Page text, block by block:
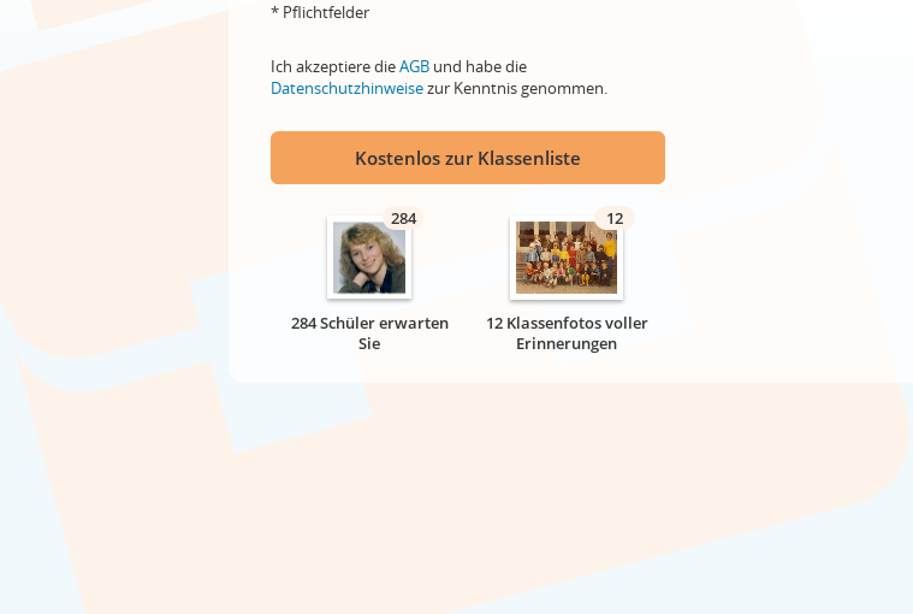
* Pflichtfelder
Ich akzeptiere dieAGB und habe die
Datenschutzhinweisezur Kenntnis genommen.
Kostenlos zur Klassenliste
284
284 Schüler erwarten
Sie
12
12 Klassenfotos voller
Erinnerungen